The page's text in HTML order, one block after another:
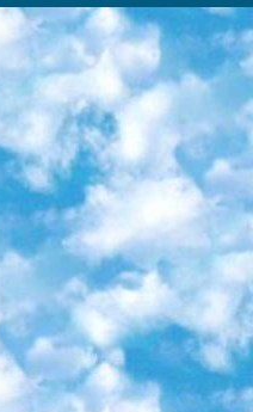
предметов — физика, биология, химия, информационные технологии и другие. К некоторым лекциям администрация ресурса прилагает готовые конспекты, которые можно скачивать в PDF-формате. 4. ITMOcourses Онлайн-площадка Санкт-Петербургского национального исследовательского университета информационных технологий, механики и оптики (ИТМО). Ресурс предоставляет свободный доступ к курсам, разработанным в этом вузе. Каталог материалов разбит на четыре категории: «Оптические системы и технологии», «Приборостроение и робототехника», «Информационные технологии» и «Биотехнологии». Курсы состоят из видеолекций, интерактивных демонстраций и заданий. 5. «КиберЛенинка» Электронная научная библиотека открытого доступа. Каталог площадки регулярно обрастает текстами статей из различных научных изданий. Сгруппированные по журналам и рубрикам публикации можно читать онлайн или скачивать целиком в PDF-формате. Проект нацелен на популяризацию науки за счёт открытого доступа к качественной информации. 6. «ПостНаука» На этом ресурсе публикуют подборки видеолекций, составленные экспертами из разных отраслей и объединённые общими темами. Среди них, к примеру, есть серии «Биоинформатика и геномика», «Культура средневековой Скандинавии» и Cinema Studies о теории кино. Каждая подборка лекций — логически связанная история, рассказанная экспертом от первого лица. Кроме того, на сайте появляются научно-образовательные статьи и тесты на разные темы. 7. «Newочём» Команда проекта «Newочём» отбирает самые интересные тексты из англоязычных СМИ и переводит те из них, за которые голосуют участники сообщества «ВКонтакте». По большей части это научно-популярные статьи. Редакторы придумывают лишь заголовки, в остальном содержание переводов соответствует оригиналам. Полные тексты можно читать прямо в социальной сети. 8. InternetUrok Онлайн-база материалов по основным дисциплинам школьной программы. Информация на сайте структурирована по классам, предметам и темам (урокам). Каждый урок состоит из видеолекций и конспектов. Есть также интерактивные тренажёры и тесты для закрепления пройденного материала. Даже если вы давно окончили школу, возможность повторить программу старших классов всегда может пригодиться. 9. Edutainme Ещё один ресурс об образовании. В отличие от Newtonew, как мне кажется, Edutainme больше ориентируется на представителей индустрии: педагогов, предпринимателей, разработчиков образовательных проектов. Но и любой, кто просто стремится к саморазвитию, найдёт на сайте много полезного и интересного для себя. Например, информацию о новых курсах и образовательных сервисах. 10. Newtonew Онлайн-медиа об образовании и обучении в широком смысле. Авторы Newtonew пишут об инструментах, заведениях, тактиках и стратегиях, которые помогают учить других и получать новые знания самостоятельно. На этой площадке вы найдёте новости, обзоры, аналитические мат